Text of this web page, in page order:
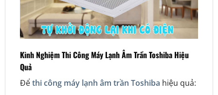
Kinh Nghiệm Thi Công Máy Lạnh Âm Trần Toshiba Hiệu
Quả
Đểthi công máy lạnh âm trần Toshiba hiệu quả: